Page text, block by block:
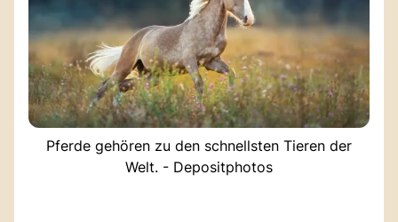
Pferde gehören zu den schnellsten Tieren der
Welt. - Depositphotos